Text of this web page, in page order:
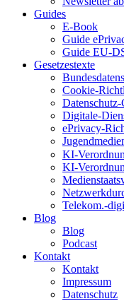
Guides
E-Book
Guide
Guide EU-
Gesetzestexte
Cookie-
Digitale-
ePrivacy-
KI-
KI-
Telekom.-
Blog
Blog
Podcast
Kontakt
Kontakt
Impressum
Datenschutz